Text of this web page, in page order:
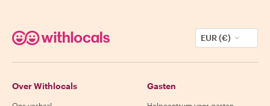
EUR (€)
Over Withlocals Gasten